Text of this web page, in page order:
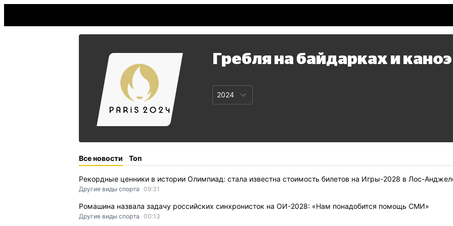
Гребля на байдарках и каноэ
2024
Все новости Топ
Рекордные ценники в истории Олимпиад: стала известна стоимость билетов на Игры-2028 в Лос-
Другие виды спорта 09:31
Ромашина назвала задачу российских синхронисток на ОИ-2028: «Нам понадобится помощь СМИ»
Другие виды спорта 00:13